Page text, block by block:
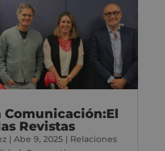
Comunicación:El
Revistas
| Abe 9, 2025| Relaciones